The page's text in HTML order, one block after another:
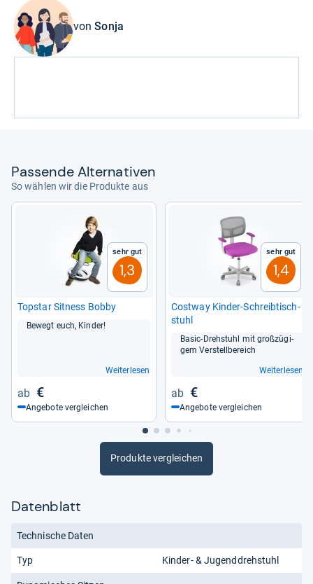
vonSonja
Pas­sende Alter­na­ti­ven
So wählen wir die Produkte aus
Sehr gut
1,3
Top­star Sit­ness Bobby
Bewegt euch, Kin­der!
Weiterlesen
€
Angebote vergleichen
Sehr gut
1,4
Cost­way Kin­der-​Schreib­tisch­
stuhl
Basic-​Dreh­stuhl mit groß­zü­gi­
gem Ver­stell­be­reich
Weiterlesen
€
Angebote vergleichen
Produkte vergleichen
Datenblatt
Technische Daten
Typ Kinder- & Jugenddrehstuhl